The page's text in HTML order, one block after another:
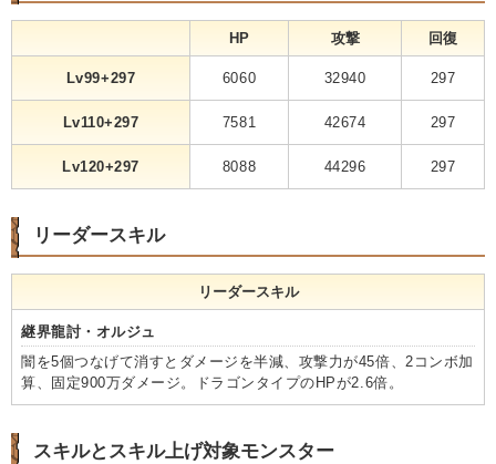
HP 攻撃 回復
Lv99+297 6060 32940 297
Lv110+297 7581 42674 297
Lv120+297 8088 44296 297
リーダースキル
リーダースキル
継界龍討・オルジュ
闇を5個つなげて消すとダメージを半減、攻撃力が45倍、2コンボ加
算、固定900万ダメージ。ドラゴンタイプのHPが2.6倍。
スキルとスキル上げ対象モンスター